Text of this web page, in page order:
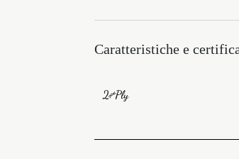
Caratteristiche e